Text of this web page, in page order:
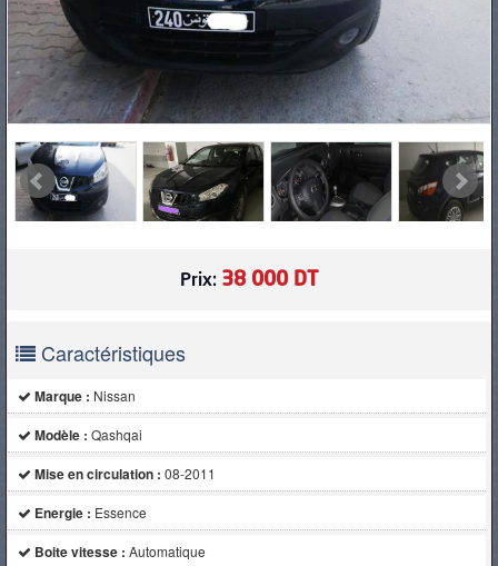
Prix: 38 000 DT
Caractéristiques
Marque : Nissan
Modèle : Qashqai
Mise en circulation : 08-2011
Energie : Essence
Boite vitesse : Automatique